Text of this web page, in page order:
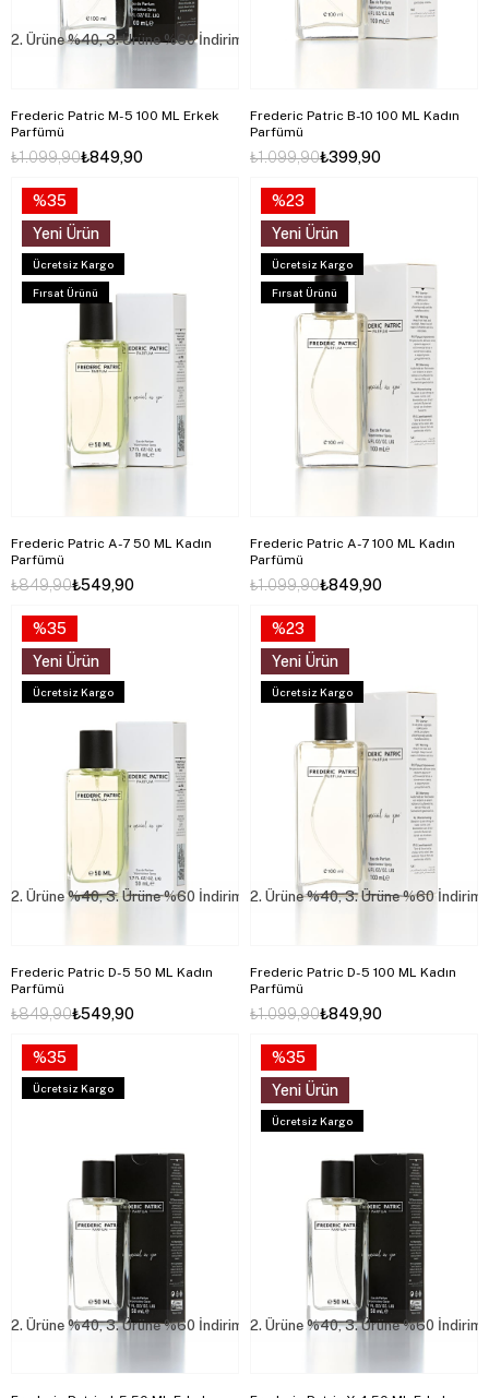
Frederic Patric M-5 100 ML Erkek
Parfümü
₺849,90
₺1.099,90
2. Ürüne %40, 3. Ürüne %60 İndirim
Frederic Patric B-10 100 ML Kadın
Parfümü
₺399,90
₺1.099,90
Frederic Patric A-7 50 ML Kadın
Parfümü
₺549,90
₺849,90
%35
Yeni Ürün
Ücretsiz Kargo
Fırsat Ürünü
Frederic Patric A-7 100 ML Kadın
Parfümü
₺849,90
₺1.099,90
%23
Yeni Ürün
Ücretsiz Kargo
Fırsat Ürünü
Frederic Patric D-5 50 ML Kadın
Parfümü
₺549,90
₺849,90
2. Ürüne %40, 3. Ürüne %60 İndirim
%35
Yeni Ürün
Ücretsiz Kargo
Frederic Patric D-5 100 ML Kadın
Parfümü
₺849,90
₺1.099,90
2. Ürüne %40, 3. Ürüne %60 İndirim
%23
Yeni Ürün
Ücretsiz Kargo
2. Ürüne %40, 3. Ürüne %60 İndirim
%35
Ücretsiz Kargo
2. Ürüne %40, 3. Ürüne %60 İndirim
%35
Yeni Ürün
Ücretsiz Kargo